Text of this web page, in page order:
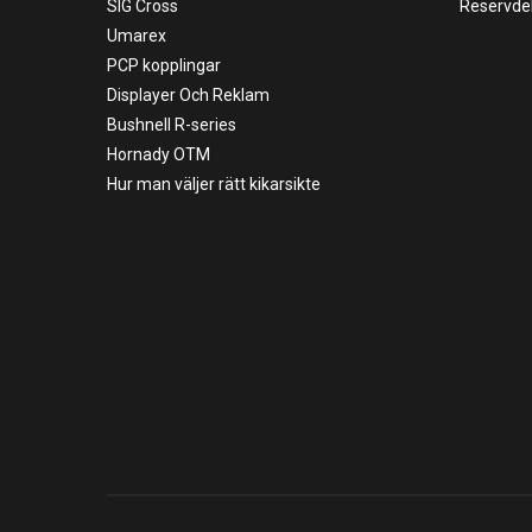
SIG Cross
Umarex
PCP kopplingar
Displayer Och Reklam
Bushnell R-series
Hornady OTM
Hur man väljer rätt kikarsikte